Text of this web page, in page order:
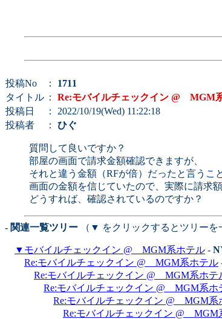
投稿No ： 1711
タイトル ： Re:モバイルチェックイン @ MGM
投稿日
： 2022/10/19(Wed) 11:22:18
投稿者
： ひぐ
質問して良いですか？
部屋の画面で請求金額確認できますが、
それと違う金額（RFが倍）だったと言うこ
画面の金額を信じていたので、実際に請求
どうすれば、確認されているのですか？
- 関連一覧ツリー （▼ をクリックするとツリーを
▼ モバイルチェックイン @ MGM系ホテル -
Re:モバイルチェックイン @ MGM系ホテル
Re:モバイルチェックイン @ MGM系ホテ
Re:モバイルチェックイン @ MGM系ホ
Re:モバイルチェックイン @ MGM系
Re:モバイルチェックイン @ MGM